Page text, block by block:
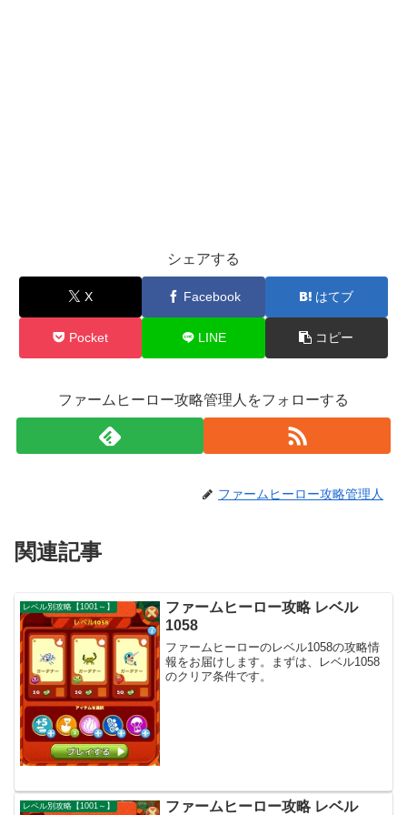
シェアする
X Facebook はてブ
Pocket LINE コピー
ファームヒーロー攻略管理人をフォローする
ファームヒーロー攻略管理人
関連記事
レベル別攻略【1001～】
ファームヒーロー攻略 レベル
1058
ファームヒーローのレベル1058の攻略情
報をお届けします。まずは、レベル1058
のクリア条件です。
レベル別攻略【1001～】
ファームヒーロー攻略 レベル